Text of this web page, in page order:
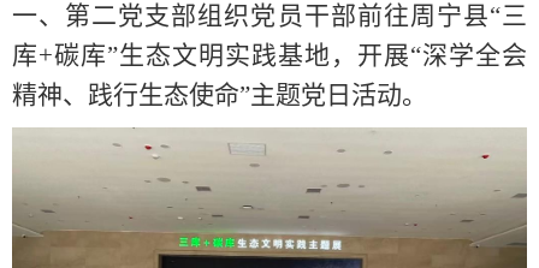
一、第二党支部组织党员干部前往周宁县“三
库+碳库”生态文明实践基地， 开展“深学全会
精神、践行生态使命”主题党日 活动。